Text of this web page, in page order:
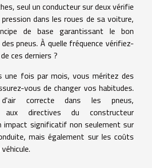
seul un conducteur sur deux vérifie
dans les roues de sa voiture,
de base garantissant le bon
pneus. À quelle fréquence vérifiez-
ces derniers ?
une fois par mois, vous méritez des
vous de changer vos habitudes.
correcte dans les pneus,
aux directives du constructeur
impact significatif non seulement sur
mais également sur les coûts